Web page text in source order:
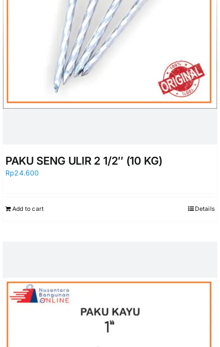
PAKU SENG ULIR 2 1/2″ (10 KG)
Rp24.600
Add to cart Details